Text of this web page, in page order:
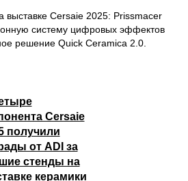
выставке Cersaie 2025: Prissmacer
систему цифровых эффектов
решение Quick Ceramica 2.0.